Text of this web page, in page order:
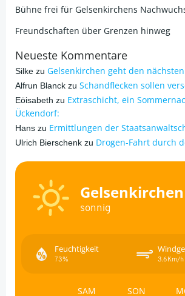
Bühne frei für Gelsenkirchens
Freundschaften über Grenzen hinweg
Neueste Kommentare
Silke zu Gelsenkirchen geht den
Alfrun Blanck zu Schandflecken sollen
Eöisabeth zu Extraschicht, ein
Ückendorf:
Hans zu Ermittlungen der
Ulrich Bierschenk zu Drogen-Fahrt durch
Gelsenkirchen
sonnig
Feuchtigkeit
73% 3.6Km/h
SAM SON